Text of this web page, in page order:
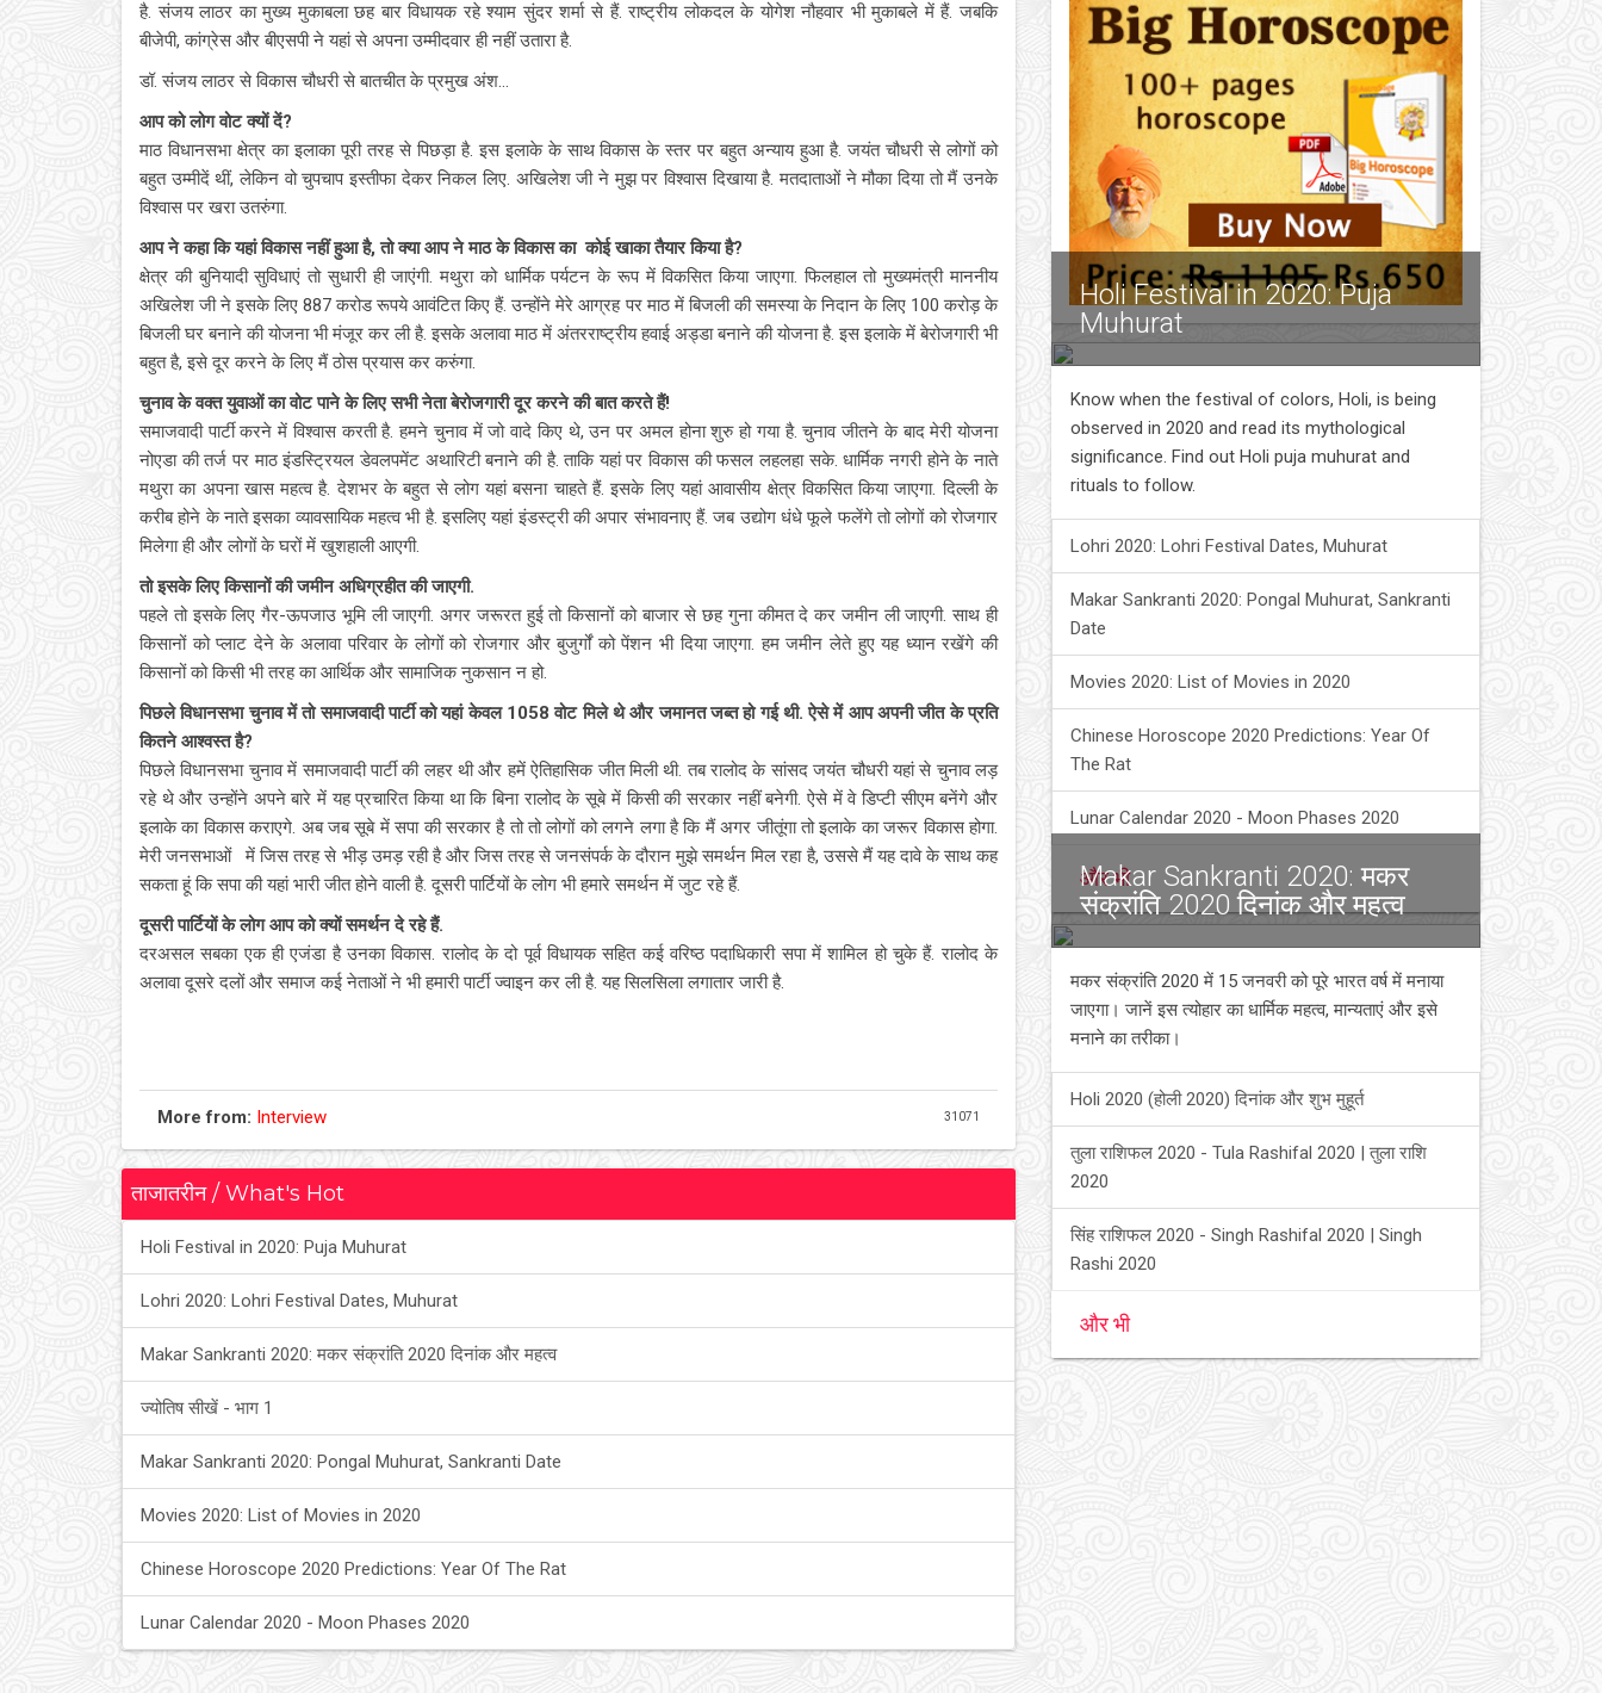
है. संजय लाठर का मुख्य मुकाबला छह बार विधायक रहे श्याम सुंदर शर्मा से हैं. राष्ट्रीय लोकदल के योगेश नौहवार भी मुकाबले में हैं. जबकि
बीजेपी, कांग्रेस और बीएसपी ने यहां से अपना उम्मीदवार ही नहीं उतारा है.
डॉ. संजय लाठर से विकास चौधरी से बातचीत के प्रमुख अंश...
आप को लोग वोट क्यों दें?
माठ विधानसभा क्षेत्र का इलाका पूरी तरह से पिछड़ा है. इस इलाके के साथ विकास के स्तर पर बहुत अन्याय हुआ है. जयंत चौधरी से लोगों को
बहुत उम्मीदें थीं, लेकिन वो चुपचाप इस्तीफा देकर निकल लिए. अखिलेश जी ने मुझ पर विश्वास दिखाया है. मतदाताओं ने मौका दिया तो मैं उनके
विश्वास पर खरा उतरुंगा.
आप ने कहा कि यहां विकास नहीं हुआ है, तो क्या आप ने माठ के विकास का कोई खाका तैयार किया है?
क्षेत्र की बुनियादी सुविधाएं तो सुधारी ही जाएंगी. मथुरा को धार्मिक पर्यटन के रूप में विकसित किया जाएगा. फिलहाल तो मुख्यमंत्री माननीय
अखिलेश जी ने इसके लिए 887 करोड रूपये आवंटित किए हैं. उन्होंने मेरे आग्रह पर माठ में बिजली की समस्या के निदान के लिए 100 करोड़ के
बिजली घर बनाने की योजना भी मंजूर कर ली है. इसके अलावा माठ में अंतरराष्ट्रीय हवाई अड्डा बनाने की योजना है. इस इलाके में बेरोजगारी भी
बहुत है, इसे दूर करने के लिए मैं ठोस प्रयास कर करुंगा.
चुनाव के वक्त युवाओं का वोट पाने के लिए सभी नेता बेरोजगारी दूर करने की बात करते हैं!
समाजवादी पार्टी करने में विश्वास करती है. हमने चुनाव में जो वादे किए थे, उन पर अमल होना शुरु हो गया है. चुनाव जीतने के बाद मेरी योजना
नोएडा की तर्ज पर माठ इंडस्ट्रियल डेवलपमेंट अथारिटी बनाने की है. ताकि यहां पर विकास की फसल लहलहा सके. धार्मिक नगरी होने के नाते
मथुरा का अपना खास महत्व है. देशभर के बहुत से लोग यहां बसना चाहते हैं. इसके लिए यहां आवासीय क्षेत्र विकसित किया जाएगा. दिल्ली के
करीब होने के नाते इसका व्यावसायिक महत्व भी है. इसलिए यहां इंडस्ट्री की अपार संभावनाए हैं. जब उद्योग धंधे फूले फलेंगे तो लोगों को रोजगार
मिलेगा ही और लोगों के घरों में खुशहाली आएगी.
तो इसके लिए किसानों की जमीन अधिग्रहीत की जाएगी.
पहले तो इसके लिए गैर-ऊपजाउ भूमि ली जाएगी. अगर जरूरत हुई तो किसानों को बाजार से छह गुना कीमत दे कर जमीन ली जाएगी. साथ ही
किसानों को प्लाट देने के अलावा परिवार के लोगों को रोजगार और बुजुर्गों को पेंशन भी दिया जाएगा. हम जमीन लेते हुए यह ध्यान रखेंगे की
किसानों को किसी भी तरह का आर्थिक और सामाजिक नुकसान न हो.
पिछले विधानसभा चुनाव में तो समाजवादी पार्टी को यहां केवल 1058 वोट मिले थे और जमानत जब्त हो गई थी. ऐसे में आप अपनी जीत के प्रति
कितने आश्वस्त है?
पिछले विधानसभा चुनाव में समाजवादी पार्टी की लहर थी और हमें ऐतिहासिक जीत मिली थी. तब रालोद के सांसद जयंत चौधरी यहां से चुनाव लड़
रहे थे और उन्होंने अपने बारे में यह प्रचारित किया था कि बिना रालोद के सूबे में किसी की सरकार नहीं बनेगी. ऐसे में वे डिप्टी सीएम बनेंगे और
इलाके का विकास कराएगे. अब जब सूबे में सपा की सरकार है तो तो लोगों को लगने लगा है कि मैं अगर जीतूंगा तो इलाके का जरूर विकास होगा.
मेरी जनसभाओं में जिस तरह से भीड़ उमड़ रही है और जिस तरह से जनसंपर्क के दौरान मुझे समर्थन मिल रहा है, उससे मैं यह दावे के साथ कह
सकता हूं कि सपा की यहां भारी जीत होने वाली है. दूसरी पार्टियों के लोग भी हमारे समर्थन में जुट रहे हैं.
दूसरी पार्टियों के लोग आप को क्यों समर्थन दे रहे हैं.
दरअसल सबका एक ही एजंडा है उनका विकास. रालोद के दो पूर्व विधायक सहित कई वरिष्ठ पदाधिकारी सपा में शामिल हो चुके हैं. रालोद के
अलावा दूसरे दलों और समाज कई नेताओं ने भी हमारी पार्टी ज्वाइन कर ली है. यह सिलसिला लगातार जारी है.
More from: Interview 31071
ताजातरीन / What's Hot
Holi Festival in 2020: Puja Muhurat
Lohri 2020: Lohri Festival Dates, Muhurat
Makar Sankranti 2020: मकर संक्रांति 2020 दिनांक और महत्व
ज्योतिष सीखें - भाग 1
Makar Sankranti 2020: Pongal Muhurat, Sankranti Date
Movies 2020: List of Movies in 2020
Chinese Horoscope 2020 Predictions: Year Of The Rat
Lunar Calendar 2020 - Moon Phases 2020
Holi Festival in 2020: Puja
Muhurat
Know when the festival of colors, Holi, is being
observed in 2020 and read its mythological
significance. Find out Holi puja muhurat and
rituals to follow.
Lohri 2020: Lohri Festival Dates, Muhurat
Makar Sankranti 2020: Pongal Muhurat, Sankranti
Date
Movies 2020: List of Movies in 2020
Chinese Horoscope 2020 Predictions: Year Of
The Rat
Lunar Calendar 2020 - Moon Phases 2020
और भी
Makar Sankranti 2020: मकर
संक्रांति 2020 दिनांक और महत्व
मकर संक्रांति 2020 में 15 जनवरी को पूरे भारत वर्ष में मनाया
जाएगा। जानें इस त्योहार का धार्मिक महत्व, मान्यताएं और इसे
मनाने का तरीका।
Holi 2020 (होली 2020) दिनांक और शुभ मुहूर्त
तुला राशिफल 2020 - Tula Rashifal 2020 | तुला राशि
2020
सिंह राशिफल 2020 - Singh Rashifal 2020 | Singh
Rashi 2020
और भी